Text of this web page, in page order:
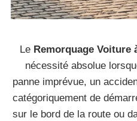
Le Remorquage Voiture
nécessité absolue
panne imprévue, un
catégoriquement de
sur le bord de la route ou